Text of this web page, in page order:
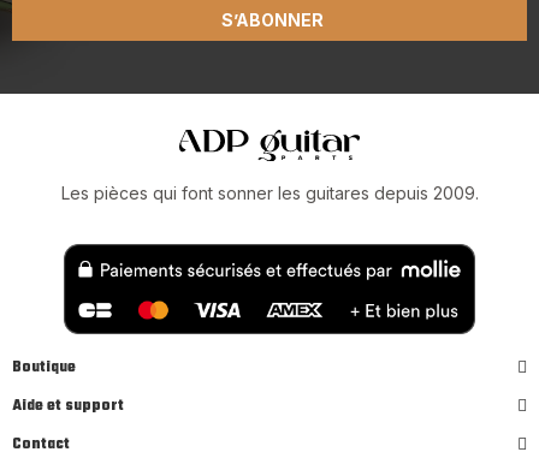
S’ABONNER
Les pièces qui font sonner les guitares depuis 2009.
Boutique
Aide et support
Contact